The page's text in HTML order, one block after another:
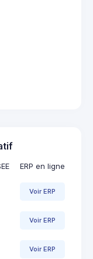
ERP en ligne
Voir ERP
Voir ERP
Voir ERP